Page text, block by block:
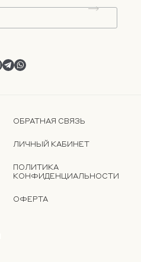
ОБРАТНАЯ СВЯЗЬ
ЛИЧНЫЙ КАБИНЕТ
ПОЛИТИКА
КОНФИДЕНЦИАЛЬНОСТИ
ОФЕРТА